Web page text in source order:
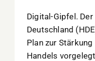
Digital-Gipfel.
Deutschland
Plan zur
Handels